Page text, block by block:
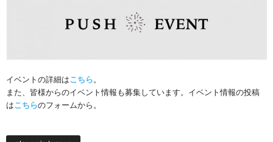
イベントの詳細はこちら。
また、皆様からのイベント情報も募集しています。イベント情報の投稿
はこちらのフォームから。